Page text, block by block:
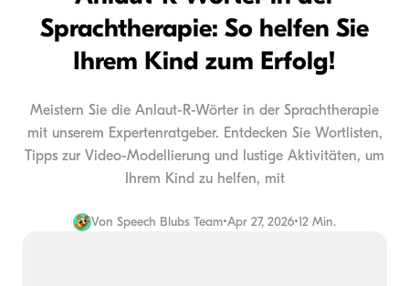
Sprachtherapie: So helfen Sie
Ihrem Kind zum Erfolg!
Meistern Sie die Anlaut-R-Wörter in der Sprachtherapie
mit unserem Expertenratgeber. Entdecken Sie Wortlisten,
Tipps zur Video-Modellierung und lustige Aktivitäten, um
Ihrem Kind zu helfen, mit
Von Speech Blubs Team•Apr 27, 2026•12 Min.